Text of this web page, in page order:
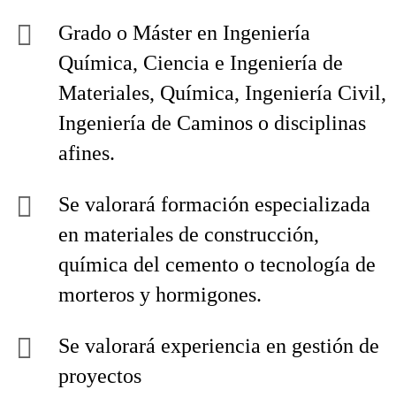
Grado o Máster en Ingeniería
Química, Ciencia e Ingeniería de
Materiales, Química, Ingeniería Civil,
Ingeniería de Caminos o disciplinas
afines.
Se valorará formación especializada
en materiales de construcción,
química del cemento o tecnología de
morteros y hormigones.
Se valorará experiencia en gestión de
proyectos